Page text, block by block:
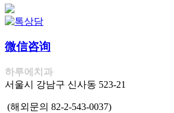
微信咨询
하루에치과
서울시 강남구 신사동 523-21
(해외문의 82-2-543-0037)